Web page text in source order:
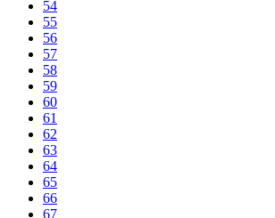
54
55
56
57
58
59
60
61
62
63
64
65
66
67